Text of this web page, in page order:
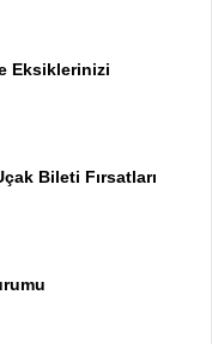
Eksiklerinizi
Bileti Fırsatları